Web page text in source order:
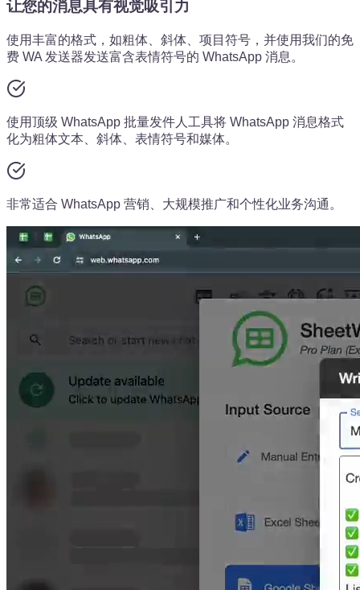
让您的消息具有视觉吸引力
使用丰富的格式，如粗体、斜体、项目符号，并使用我们的免
费 WA 发送器发送富含表情符号的 WhatsApp 消息。
使用顶级 WhatsApp 批量发件人工具将 WhatsApp 消息格式
化为粗体文本、斜体、表情符号和媒体。
非常适合 WhatsApp 营销、大规模推广和个性化业务沟通。